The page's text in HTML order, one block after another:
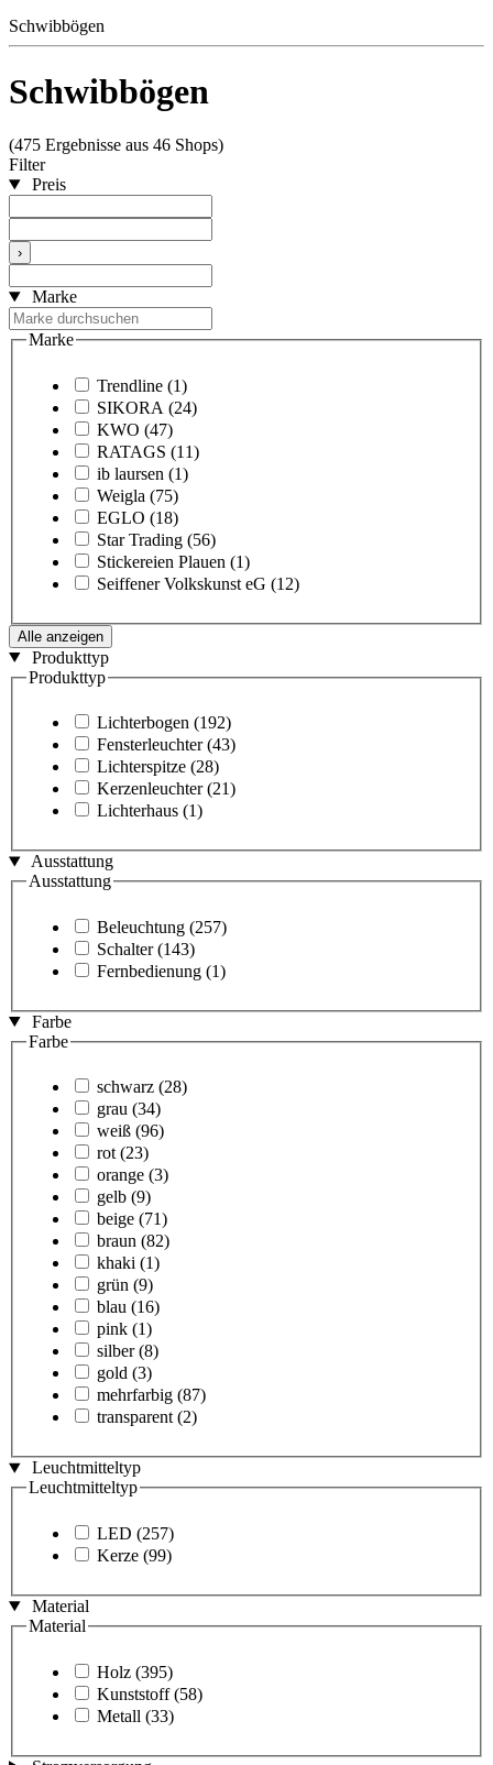
Schwibbögen
Schwibbögen
(475 Ergebnisse aus 46 Shops)
Filter
Preis
›
Marke
Marke
Trendline (1)
SIKORA (24)
KWO (47)
RATAGS (11)
ib laursen (1)
Weigla (75)
EGLO (18)
Star Trading (56)
Stickereien Plauen (1)
Seiffener Volkskunst eG (12)
Alle anzeigen
Produkttyp
Produkttyp
Lichterbogen (192)
Fensterleuchter (43)
Lichterspitze (28)
Kerzenleuchter (21)
Lichterhaus (1)
Ausstattung
Ausstattung
Beleuchtung (257)
Schalter (143)
Fernbedienung (1)
Farbe
Farbe
schwarz (28)
grau (34)
weiß (96)
rot (23)
orange (3)
gelb (9)
beige (71)
braun (82)
khaki (1)
grün (9)
blau (16)
pink (1)
silber (8)
gold (3)
mehrfarbig (87)
transparent (2)
Leuchtmitteltyp
Leuchtmitteltyp
LED (257)
Kerze (99)
Material
Material
Holz (395)
Kunststoff (58)
Metall (33)